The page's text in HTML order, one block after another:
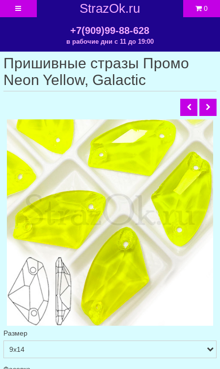
StrazOk.ru
+7(909)99-88-628
в рабочие дни с 11 до 19:00
0
Пришивные стразы Промо
Neon Yellow, Galactic
Размер